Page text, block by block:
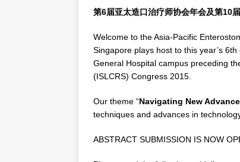
第6届亚太造口治疗师协会年会及第10
Welcome to the Asia-Pacific
Singapore plays host to this year’s
General Hospital campus preceding
(ISLCRS) Congress 2015.
Our theme “Navigating New
techniques and advances in
ABSTRACT SUBMISSION IS NOW